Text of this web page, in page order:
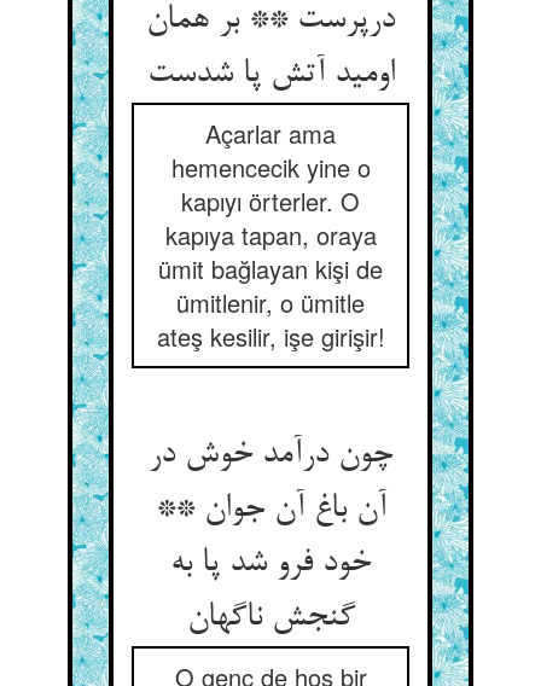
درپرست ** بر همان
اومید آتش پا شدست
Açarlar ama
hemencecik yine o
kapıyı örterler. O
kapıya tapan, oraya
ümit bağlayan kişi de
ümitlenir, o ümitle
ateş kesilir, işe girişir!
چون درآمد خوش در
آن باغ آن جوان **
خود فرو شد پا به
گنجش ناگهان
O genç de hoş bir